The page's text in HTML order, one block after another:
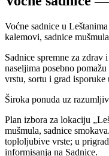
Voćne sadnice u
kalemovi, sadnice
Sadnice spremne za
naseljima posebno
vrstu, sortu i grad isporuke
Široka ponuda uz
Plan izbora za lokaciju
mušmula, sadnice
toploljubive vrste; u
informisanja na Sadnice.